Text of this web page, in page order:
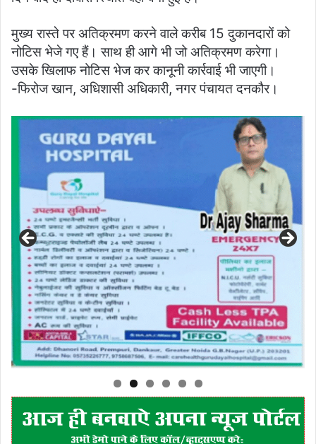
मुख्य रास्ते पर अतिक्रमण करने वाले करीब 15 दुकानदारों को
नोटिस भेजे गए हैं। साथ ही आगे भी जो अतिक्रमण करेगा।
उसके खिलाफ नोटिस भेज कर कानूनी कार्रवाई भी जाएगी।
-फिरोज खान, अधिशासी अधिकारी, नगर पंचायत दनकौर।